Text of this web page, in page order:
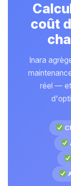
coût
Inara
réel — et